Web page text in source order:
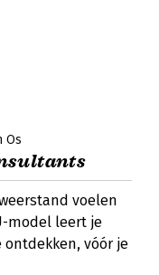
Os
voelen
model leert je
ontdekken, vóór je